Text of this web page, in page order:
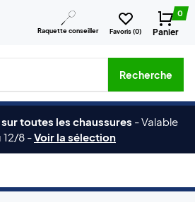
Raquette conseiller Favoris (0)
0
Panier
produits, de marques, etc.
Recherche
toutes les chaussures -Valable
12/8 -Voir la sélection